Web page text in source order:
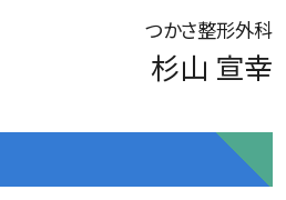
つかさ整形外科
杉山 宣幸